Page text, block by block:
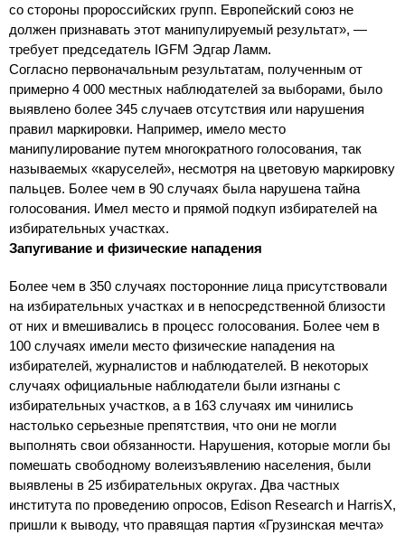
со стороны пророссийских групп. Европейский союз не
должен признавать этот манипулируемый результат», —
требует председатель IGFM Эдгар Ламм.
Согласно первоначальным результатам, полученным от
примерно 4 000 местных наблюдателей за выборами, было
выявлено более 345 случаев отсутствия или нарушения
правил маркировки. Например, имело место
манипулирование путем многократного голосования, так
называемых «каруселей», несмотря на цветовую маркировку
пальцев. Более чем в 90 случаях была нарушена тайна
голосования. Имел место и прямой подкуп избирателей на
избирательных участках.
Запугивание и физические нападения
Более чем в 350 случаях посторонние лица присутствовали
на избирательных участках и в непосредственной близости
от них и вмешивались в процесс голосования. Более чем в
100 случаях имели место физические нападения на
избирателей, журналистов и наблюдателей. В некоторых
случаях официальные наблюдатели были изгнаны с
избирательных участков, а в 163 случаях им чинились
настолько серьезные препятствия, что они не могли
выполнять свои обязанности. Нарушения, которые могли бы
помешать свободному волеизъявлению населения, были
выявлены в 25 избирательных округах. Два частных
института по проведению опросов, Edison Research и HarrisX,
пришли к выводу, что правящая партия «Грузинская мечта»